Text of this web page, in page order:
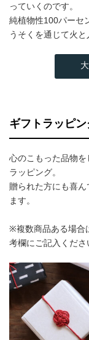
っていくのです。
純植物性100パーセ
うそくを通じて火と
ギフトラッピ
心のこもった品物
ラッピング。
贈られた方にも喜
ます。
※複数商品ある場合
考欄にご記入くださ